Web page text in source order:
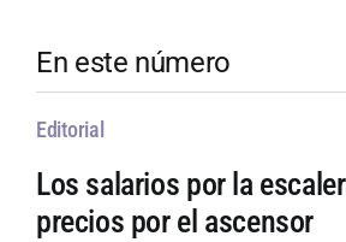
En este número
Editorial
Los salarios por la
precios por el ascensor